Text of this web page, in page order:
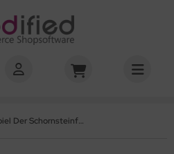
Legespiel Der Schornsteinfeger